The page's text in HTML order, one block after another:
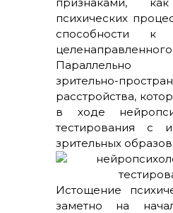
психических
способности к
Параллельно
зрительно-
расстройства,
в ходе
тестирования с
зрительных образов.
Истощение
заметно на